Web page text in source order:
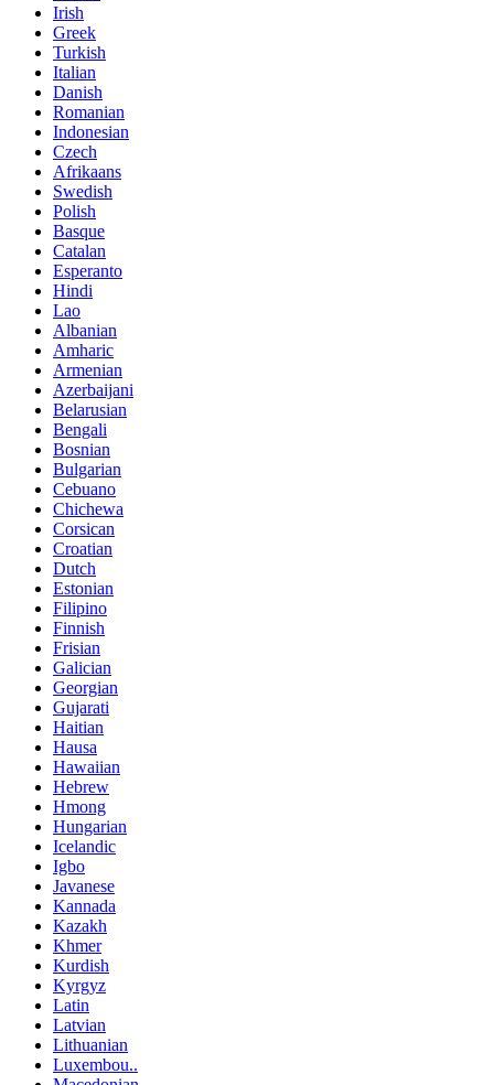
Irish
Greek
Turkish
Italian
Danish
Romanian
Indonesian
Czech
Afrikaans
Swedish
Polish
Basque
Catalan
Esperanto
Hindi
Lao
Albanian
Amharic
Armenian
Azerbaijani
Belarusian
Bengali
Bosnian
Bulgarian
Cebuano
Chichewa
Corsican
Croatian
Dutch
Estonian
Filipino
Finnish
Frisian
Galician
Georgian
Gujarati
Haitian
Hausa
Hawaiian
Hebrew
Hmong
Hungarian
Icelandic
Igbo
Javanese
Kannada
Kazakh
Khmer
Kurdish
Kyrgyz
Latin
Latvian
Lithuanian
Luxembou..